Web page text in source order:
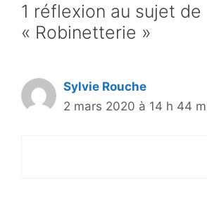
1 réflexion au sujet de
« Robinetterie »
Sylvie Rouche
2 mars 2020 à 14 h 44